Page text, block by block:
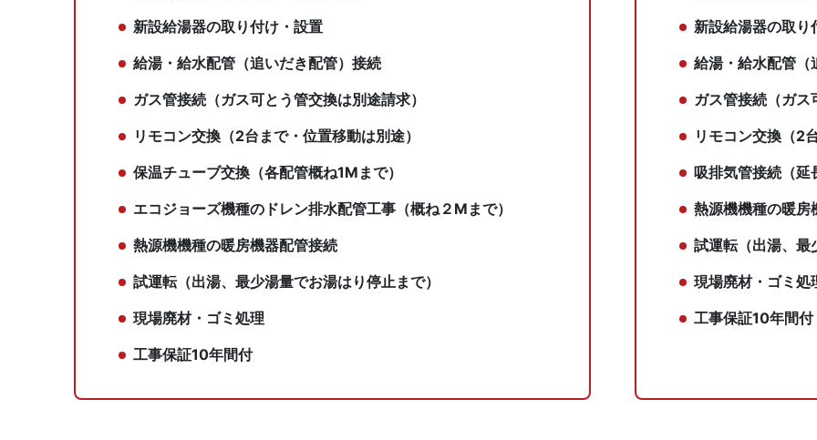
新設給湯器の取り付け・設置
給湯・給水配管（追いだき配管）接続
ガス管接続（ガス可とう管交換は別途請求）
リモコン交換（2台まで・位置移動は別途）
保温チューブ交換（各配管概ね1Mまで）
エコジョーズ機種のドレン排水配管工事（概ね２Mまで）
熱源機機種の暖房機器配管接続
試運転（出湯、最少湯量でお湯はり停止まで）
現場廃材・ゴミ処理
工事保証10年間付
新設給湯器の取り
給湯・給水配管（
ガス管接続（ガ
リモコン交換（2
吸排気管接続（延
熱源機機種の暖房
試運転（出湯、最
現場廃材・ゴミ処
工事保証10年間付